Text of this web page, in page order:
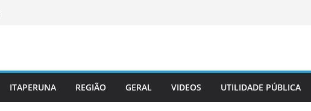
ITAPERUNA REGIÃO GERAL VIDEOS UTILIDADE PÚBLICA